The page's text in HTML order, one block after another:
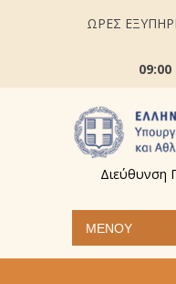
ΩΡΕΣ
09:00
Διεύθυνση
ΜΕΝΟΎ